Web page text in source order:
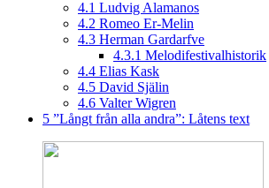
4.1 Ludvig Alamanos
4.2 Romeo Er-Melin
4.3 Herman Gardarfve
4.3.1 Melodifestivalhistorik
4.4 Elias Kask
4.5 David Själin
4.6 Valter Wigren
5 ”Långt från alla andra”: Låtens text